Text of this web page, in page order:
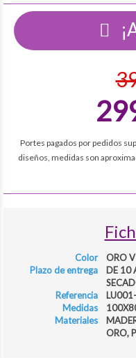
Portes pagados por pedidos
diseños, medidas son
Color
ORO
Plazo de entrega
DE 10
Referencia
Medidas
Materiales
ORO,